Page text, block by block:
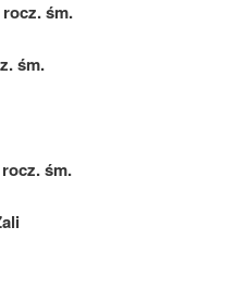
rocz. śm.
śm.
śm.